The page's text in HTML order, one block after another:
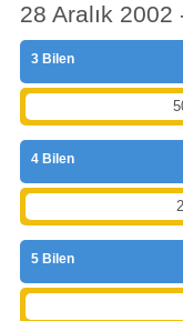
28 Aralık
3 Bilen
4 Bilen
5 Bilen